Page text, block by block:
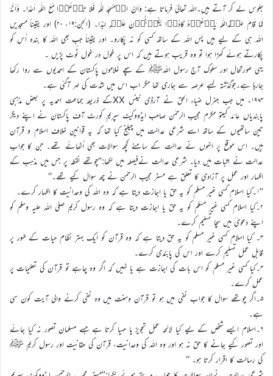
جلوس لے کر آتے ہیں۔اللہ تعالیٰ فرماتا ہے: وَاَنَّ الۡمَسٰجِدَ لِلّٰہِ فَلَا تَدۡعُوۡا مَعَ اللّٰہِ اَحَدًا۔ وَّاَنَّہٗ
لَمَّا قَامَ عَبۡدُاللّٰہِ یَدۡعُوۡہُ کَادُوۡا یَکُوۡنُوۡنَ عَلَیۡہِ لِبَدًا۔ (الجن:۱۹، ۲۰) اور ىقىناً مسجدىں
اللہ ہى کے لیے ہىں پس اللہ کے ساتھ کسى کو نہ پکارو۔ اور ىقىناً جب بھى اللہ کا بندہ اُس کو
پکارتے ہوئے کھڑا ہوا تو وہ قرىب ہوتے ہىں کہ اس پر غَول در غَول ٹُوٹ پڑىں ۔
یہی صورتحال اور سلوک آج رسول اللہﷺ کے سچے غلاموں پاکستان کے احمدیوں سے روا رکھا
جارہا ہے۔جوگذشتہ لمبے عرصہ سے جاری تھا مگر اب اس میں شدّت کی لہر آگئی ہے۔
۱۹۸۴ء میں جب جنرل ضیاء الحق نے آرڈی نینس XXکے ذریعہ جماعت احمدیہ پر بعض مذہبی
پابندیاں عائد کیںتو مکرم مجیب الرحمٰن صاحب ایڈووکیٹ سپریم کورٹ آف پاکستان نے اپنے دیگر
تین ساتھیوں کے ساتھ اسے شرعی عدالت میں چیلنج کیا تھا کہ یہ قوانین خلاف اسلام و قرآن
ہیں۔ اس موقع پر انہوں نے عدالت کے سامنے کچھ سوالات بھی اُٹھائے تھے۔ جن کا جواب
عدالت نے اثبات میں دیا۔ شرعی عدالت نےفیصلہ میں لکھا:’’چوتھے نقطہ پر جس میں مذہب کے
اظہار اور عمل پر آزادی کا تعلق ہے مسٹر مجیب الرحمٰن نے چھ سوال کیے تھے۔‘‘
’’۱۔کیا اسلام کسی غیر مسلم کو یہ حق یا اجازت دیتا ہے کہ وہ اللہ کی وحدانیت کا اظہار کرے۔
۲۔کیا اسلام کسی غیر مسلم کو یہ حق یا اجازت دیتا ہے کہ وہ رسول کریم صلی اللہ علیہ وسلم کو
اپنے دعویٰ میں سچا تسلیم کرے۔
۳۔ کیا اسلام کسی غیر مسلم کو یہ حق دیتا ہے کہ وہ قرآن کو ایک بہتر نظام حیات کے طور پر
قابلِ عمل تسلیم کرے اور اس کی پابندی کرے۔
۴۔کیا کسی غیر مسلم کو اس بات کی اجازت ہے یا نہیں کہ اگر وہ چاہے تو قرآن کی تعلیمات پر
عمل کرے۔
۵۔اگر چوتھے سوال کا جواب نفی میں ہو تو قرآن وسنت میں وہ نفی کرنے والی آیت کون سی
ہے۔
۶۔اسلام ایسے شخص کے لیے کیا لائحہ عمل تجویز یا مہیا کرتا ہے جسے مسلمان تصور نہ کیا جائے
اور تصور کیے جانے کا حق نہ ہو اور وہ اللہ کی وحدانیت، قرآن کی حقانیت اور رسول کریم ﷺ
کی رسالت کا اقرار کرتا ہو۔ ‘‘